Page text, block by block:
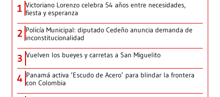
1 Victoriano Lorenzo celebra 54 años entre necesidades,
fiesta y esperanza
2 Policía Municipal: diputado Cedeño anuncia demanda de
inconstitucionalidad
3 Vuelven los bueyes y carretas a San Miguelito
4 Panamá activa ‘Escudo de Acero’ para blindar la frontera
con Colombia